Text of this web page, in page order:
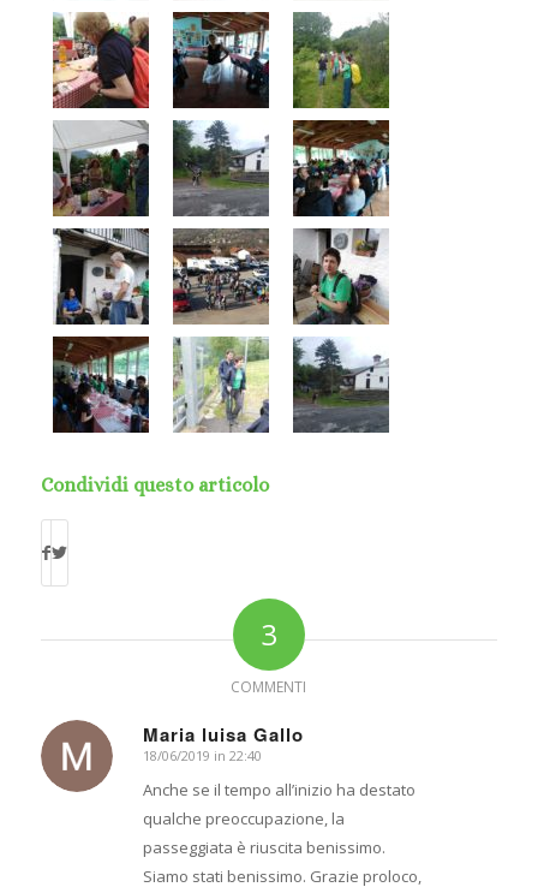
Condividi questo articolo
3
COMMENTI
Maria luisa Gallo
dice:
18/06/2019 in 22:40
Anche se il tempo all’inizio ha destato
qualche preoccupazione, la
passeggiata è riuscita benissimo.
Siamo stati benissimo. Grazie proloco,